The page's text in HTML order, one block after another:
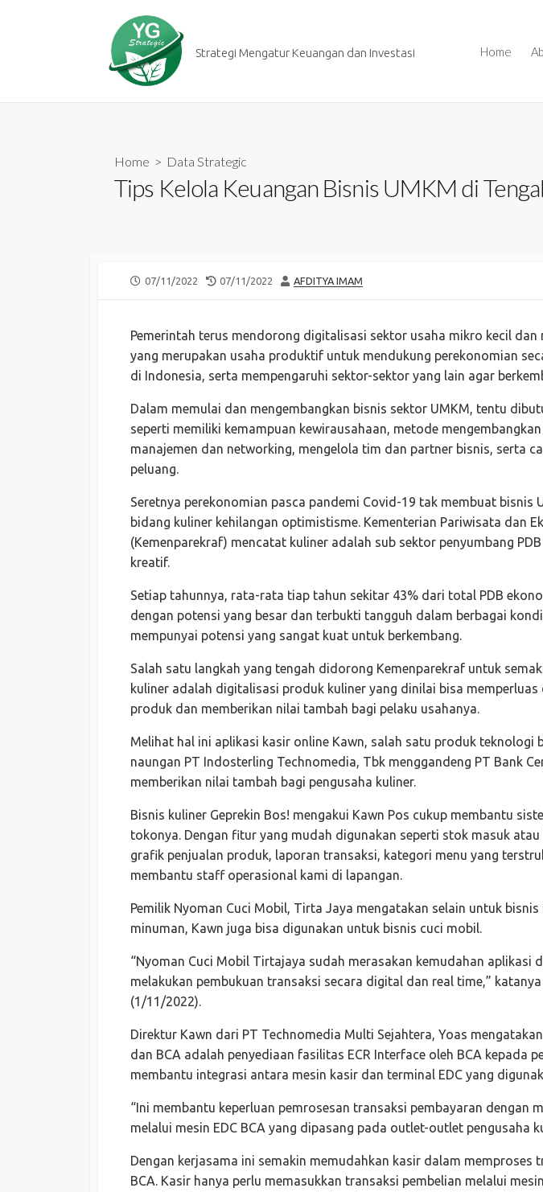
Strategi Mengatur Keuangan dan Investasi Home
Home > Data Strategic
Tips Kelola Keuangan Bisnis UMKM di
PUBLISHED
07/11/2022
LAST
07/11/2022 AUTHOR
AFDITYA IMAM
Pemerintah terus mendorong digitalisasi sektor usaha mikro kecil dan
yang merupakan usaha produktif untuk mendukung perekonomian
di Indonesia, serta mempengaruhi sektor-sektor yang lain agar
Dalam memulai dan mengembangkan bisnis sektor UMKM, tentu
seperti memiliki kemampuan kewirausahaan, metode
manajemen dan networking, mengelola tim dan partner bisnis, serta
peluang.
Seretnya perekonomian pasca pandemi Covid-19 tak membuat bisnis
bidang kuliner kehilangan optimistisme. Kementerian Pariwisata dan
(Kemenparekraf) mencatat kuliner adalah sub sektor penyumbang
kreatif.
Setiap tahunnya, rata-rata tiap tahun sekitar 43% dari total PDB
dengan potensi yang besar dan terbukti tangguh dalam berbagai
mempunyai potensi yang sangat kuat untuk berkembang.
Salah satu langkah yang tengah didorong Kemenparekraf untuk
kuliner adalah digitalisasi produk kuliner yang dinilai bisa memperluas
produk dan memberikan nilai tambah bagi pelaku usahanya.
Melihat hal ini aplikasi kasir online Kawn, salah satu produk teknologi
naungan PT Indosterling Technomedia, Tbk menggandeng PT Bank
memberikan nilai tambah bagi pengusaha kuliner.
Bisnis kuliner Geprekin Bos! mengakui Kawn Pos cukup membantu
tokonya. Dengan fitur yang mudah digunakan seperti stok masuk
grafik penjualan produk, laporan transaksi, kategori menu yang
membantu staff operasional kami di lapangan.
Pemilik Nyoman Cuci Mobil, Tirta Jaya mengatakan selain untuk bisnis
minuman, Kawn juga bisa digunakan untuk bisnis cuci mobil.
“Nyoman Cuci Mobil Tirtajaya sudah merasakan kemudahan aplikasi
melakukan pembukuan transaksi secara digital dan real time,”
(1/11/2022).
Direktur Kawn dari PT Technomedia Multi Sejahtera, Yoas
dan BCA adalah penyediaan fasilitas ECR Interface oleh BCA kepada
membantu integrasi antara mesin kasir dan terminal EDC yang
“Ini membantu keperluan pemrosesan transaksi pembayaran dengan
melalui mesin EDC BCA yang dipasang pada outlet-outlet pengusaha
Dengan kerjasama ini semakin memudahkan kasir dalam memproses
BCA. Kasir hanya perlu memasukkan transaksi pembelian melalui